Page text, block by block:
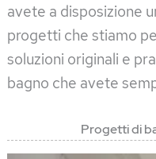
avete a disposizione
progetti che stiamo
soluzioni originali e
bagno che avete
Progetti di